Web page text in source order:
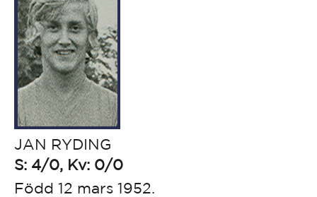
JAN RYDING
S: 4/0, Kv: 0/0
Född 12 mars 1952.